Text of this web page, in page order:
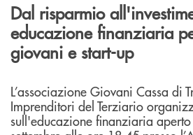
Dal risparmio
educazione finanziaria
giovani e start-up
L’associazione Giovani Cassa di
Imprenditori del Terziario
sull'educazione finanziaria